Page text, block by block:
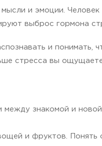
и эмоции.
выброс гормона
и
стресса вы
между знакомой и
и фруктов.